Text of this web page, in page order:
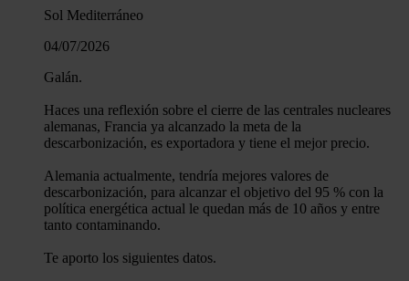
Sol Mediterráneo
04/07/2026
Galán.
Haces una reflexión sobre el cierre de las centrales nucleares
alemanas, Francia ya alcanzado la meta de la
descarbonización, es exportadora y tiene el mejor precio.
Alemania actualmente, tendría mejores valores de
descarbonización, para alcanzar el objetivo del 95 % con la
política energética actual le quedan más de 10 años y entre
tanto contaminando.
Te aporto los siguientes datos.